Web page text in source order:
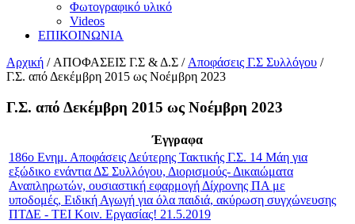
Φωτογραφικό υλικό
Videos
ΕΠΙΚΟΙΝΩΝΙΑ
Αρχική / ΑΠΟΦΑΣΕΙΣ Γ.Σ & Δ.Σ / Αποφάσεις Γ.Σ Συλλόγου /
Γ.Σ. από Δεκέμβρη 2015 ως Νοέμβρη 2023
Γ.Σ. από Δεκέμβρη 2015 ως Νοέμβρη 2023
Έγγραφα
186ο Ενημ. Αποφάσεις Δεύτερης Τακτικής Γ.Σ. 14 Μάη για
εξώδικο ενάντια ΔΣ Συλλόγου, Διορισμούς- Δικαιώματα
Αναπληρωτών, ουσιαστική εφαρμογή Δίχρονης ΠΑ με
υποδομές, Ειδική Αγωγή για όλα παιδιά, ακύρωση συγχώνευσης
ΠΤΔΕ - ΤΕΙ Κοιν. Εργασίας! 21.5.2019